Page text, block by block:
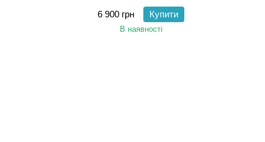
6 900 грн
Купити
В наявності